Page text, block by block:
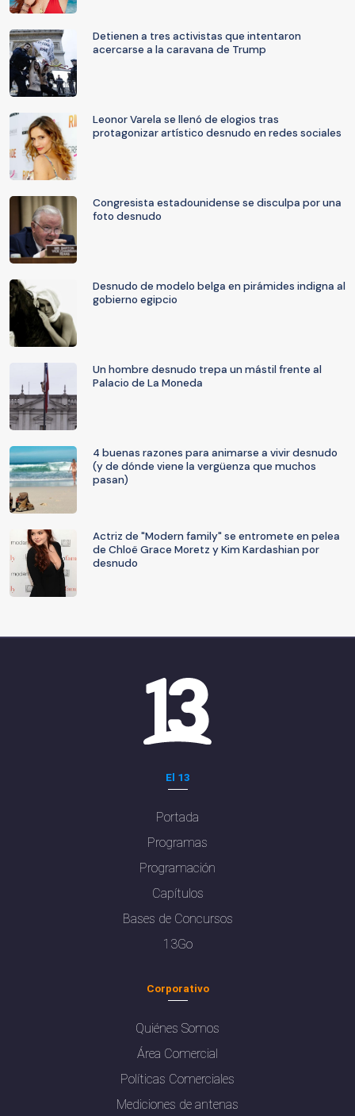
Detienen a tres activistas que intentaron
acercarse a la caravana de Trump
Leonor Varela se llenó de elogios tras
protagonizar artístico desnudo en redes sociales
Congresista estadounidense se disculpa por una
foto desnudo
Desnudo de modelo belga en pirámides indigna al
gobierno egipcio
Un hombre desnudo trepa un mástil frente al
Palacio de La Moneda
4 buenas razones para animarse a vivir desnudo
(y de dónde viene la vergüenza que muchos
pasan)
Actriz de "Modern family" se entromete en pelea
de Chloë Grace Moretz y Kim Kardashian por
desnudo
El 13
Portada
Programas
Programación
Capítulos
Bases de Concursos
13Go
Corporativo
Quiénes Somos
Área Comercial
Políticas Comerciales
Mediciones de antenas